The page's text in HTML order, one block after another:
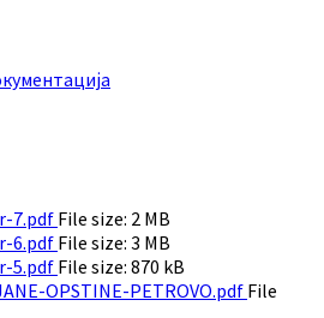
7.pdfFile size: 2 MB
6.pdfFile size: 3 MB
5.pdfFile size: 870 kB
OPSTINE-PETROVO.pdf File